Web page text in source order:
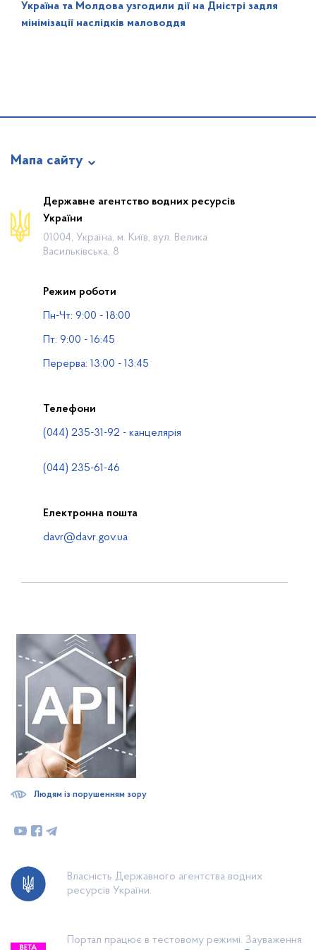
Україна та Молдова узгодили дії на Дністрі задля
мінімізації наслідків маловоддя
Мапа сайту
Про відомство
Діяльність
Громадянам
Публічна інформація
Водогосподарські організації
Державне агентство водних ресурсів
України
01004, Україна, м. Київ, вул. Велика
Васильківська, 8
Режим роботи
Пн-Чт: 9:00 - 18:00
Пт: 9:00 - 16:45
Перерва: 13:00 - 13:45
Телефони
(044) 235-31-92 - канцелярія
(044) 235-61-46
Електронна пошта
davr@davr.gov.ua
Власність Державного агентства водних
ресурсів України.
Портал працює в тестовому режимі. Зауваження
Людям із порушенням зору